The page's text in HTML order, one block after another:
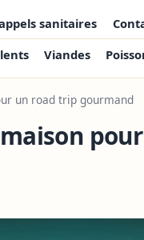
sanitaires
Viandes
un road trip gourmand